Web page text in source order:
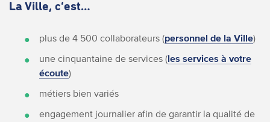
La Ville, c’est…
plus de 4 500 collaborateurs (personnel de la Ville)
une cinquantaine de services (les services à votre
écoute)
métiers bien variés
engagement journalier afin de garantir la qualité de